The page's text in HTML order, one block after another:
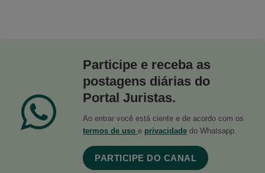
Participe e receba as
postagens diárias do
Portal Juristas.
Ao entrar você está ciente e de acordo com os
termos de uso e privacidade do Whatsapp.
PARTICIPE DO CANAL